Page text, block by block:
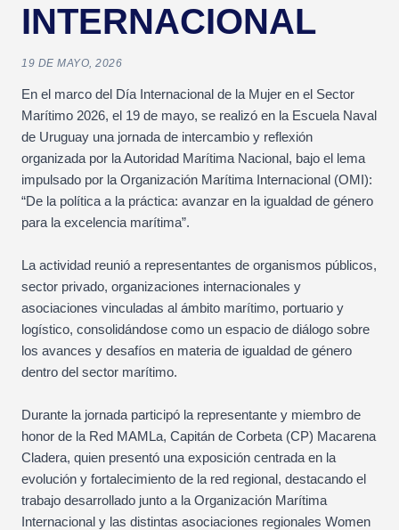
INTERNACIONAL
19 DE MAYO, 2026
En el marco del Día Internacional de la Mujer en el Sector
Marítimo 2026, el 19 de mayo, se realizó en la Escuela Naval
de Uruguay una jornada de intercambio y reflexión
organizada por la Autoridad Marítima Nacional, bajo el lema
impulsado por la Organización Marítima Internacional (OMI):
“De la política a la práctica: avanzar en la igualdad de género
para la excelencia marítima”.
La actividad reunió a representantes de organismos públicos,
sector privado, organizaciones internacionales y
asociaciones vinculadas al ámbito marítimo, portuario y
logístico, consolidándose como un espacio de diálogo sobre
los avances y desafíos en materia de igualdad de género
dentro del sector marítimo.
Durante la jornada participó la representante y miembro de
honor de la Red MAMLa, Capitán de Corbeta (CP) Macarena
Cladera, quien presentó una exposición centrada en la
evolución y fortalecimiento de la red regional, destacando el
trabajo desarrollado junto a la Organización Marítima
Internacional y las distintas asociaciones regionales Women